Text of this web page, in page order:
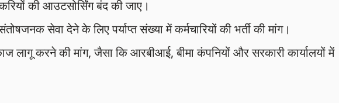
की आउटसोर्सिंग बंद की जाए।
सेवा देने के लिए पर्याप्त संख्या में कर्मचारियों की भर्ती की मांग।
लागू करने की मांग, जैसा कि आरबीआई, बीमा कंपनियों और सरकारी कार्यालयों में